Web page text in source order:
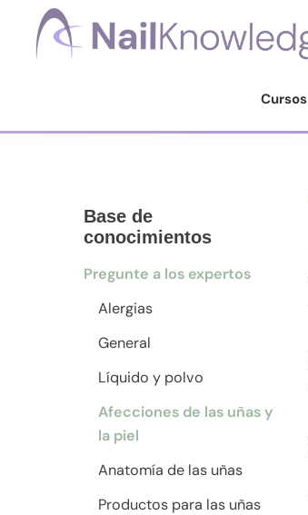
Saltar
Saltar
contenido
Saltar
Cursos
Base de
conocimientos
Pregunte a los expertos
Alergias
General
Líquido y polvo
Afecciones de las uñas y
la piel
Anatomía de las uñas
Productos para las uñas